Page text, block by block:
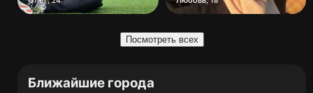
Посмотреть всех
Ближайшие города